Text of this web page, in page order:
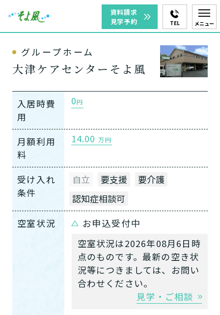
資料請求
見学予約
TEL メニュー
グループホーム
大津ケアセンターそよ風
入居時費
用
0円
月額利用
料
14.00 万円
受け入れ
条件
自立 要支援
要介護
認知症相談可
空室状況
お申込受付中
空室状況は2026年08月6日時
点のものです。最新の空き状
況等につきましては、お問い
合わせください。
見学・ご相談